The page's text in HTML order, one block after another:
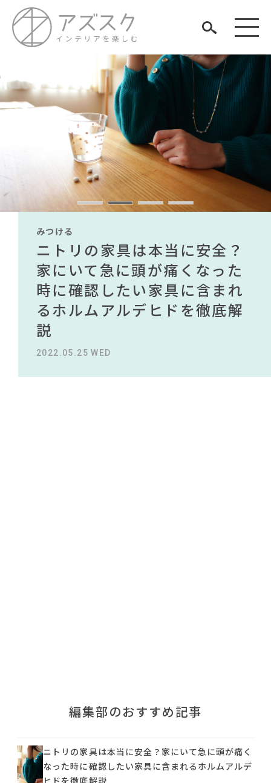
TAG LIST
#サステナブル #コメリ#良品計画
#オフィスチェア#インダストリアルスタイル#ソファ
#大塚家具
#テレワーク
#2022 夏ドラマ#インテリアの法則
#カリモク家具 #関家具#MoMA#KEYUCA
#コクヨ#DINOS CORPORATION #照明
#フェリシモ
#中村アン #インテリアコーディネート
#2022 春ドラマ#ヤマソロ
#インテリアスタイリングの法則
#タンスのゲン
#IDÉE#岡崎製材#家具#河淳
見つける
知る
楽しむ
ARCHIVE
NEWS
ABOUT
みつける
無印で有名デザイナーのアイ
テムが手に入る？無印良品で
買える有名デザイナーがデザ
インしたインテリアを一挙紹
介
2022.10.24 MON
みつける
IKEA家具は引っ越し業者を悩
ませる？引っ越し業者に敬遠
されている理由を徹底解
説！！
2023.09.27 WED
みつける
ニトリの家具は本当に安全？
家にいて急に頭が痛くなった
時に確認したい家具に含まれ
るホルムアルデヒドを徹底解
説
2022.05.25 WED
みつける
【部屋をおしゃれにしたい人
必見】今話題のインテリアス
タイルから定番スタイルまで
紹介！おすすめインテリアス
タイル18選
2023.09.23 SAT
みつける
無印で有名デザイナーのアイ
テムが手に入る？無印良品で
買える有名デザイナーがデザ
インしたインテリアを一挙紹
介
2022.10.24 MON
みつける
IKEA家具は引っ越し業者を悩
ませる？引っ越し業者に敬遠
されている理由を徹底解
説！！
2023.09.27 WED
編集部のおすすめ記事
ニトリの家具は本当に安全？家にいて急に頭が痛く
なった時に確認したい家具に含まれるホルムアルデ
ヒドを徹底解説